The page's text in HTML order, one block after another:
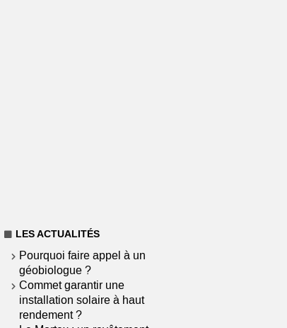
LES ACTUALITÉS
Pourquoi faire appel à un
géobiologue ?
Commet garantir une
installation solaire à haut
rendement ?